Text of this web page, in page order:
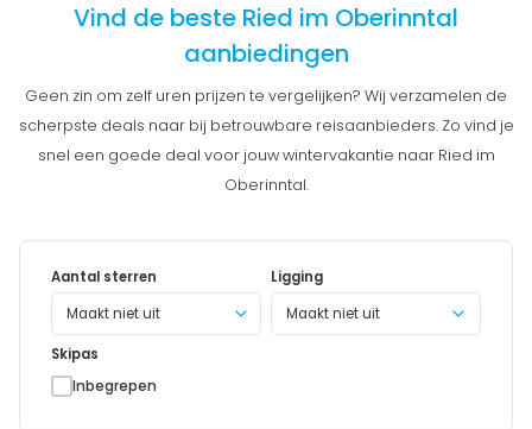
Vind de beste Ried im Oberinntal
aanbiedingen
Geen zin om zelf uren prijzen te vergelijken? Wij verzamelen de
scherpste deals naar bij betrouwbare reisaanbieders. Zo vind je
snel een goede deal voor jouw wintervakantie naar Ried im
Oberinntal.
Aantal sterren
Ligging
Maakt niet uit
Skipas
Inbegrepen